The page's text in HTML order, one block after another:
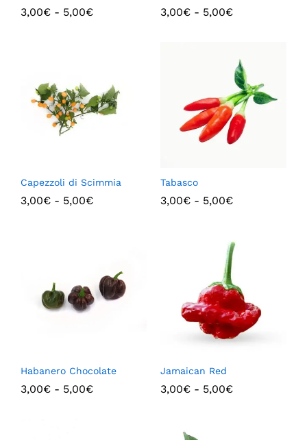
3,00€ - 5,00€ 3,00€ - 5,00€
Capezzoli di Scimmia
3,00€ - 5,00€
Tabasco
3,00€ - 5,00€
Habanero Chocolate
3,00€ - 5,00€
Jamaican Red
3,00€ - 5,00€